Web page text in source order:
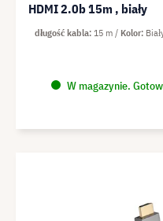
HDMI 2.0b 15m , biały
W magazynie.
długość kabla 15 m Kolor